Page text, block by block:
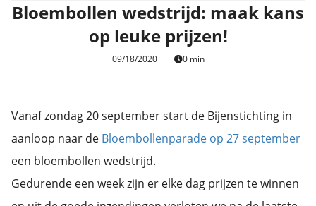
Bloembollen wedstrijd: maak kans
op leuke prijzen!
09/18/2020 0 min
Vanaf zondag 20 september start de Bijenstichting in
aanloop naar de Bloembollenparade op 27 september
een bloembollen wedstrijd.
Gedurende een week zijn er elke dag prijzen te winnen